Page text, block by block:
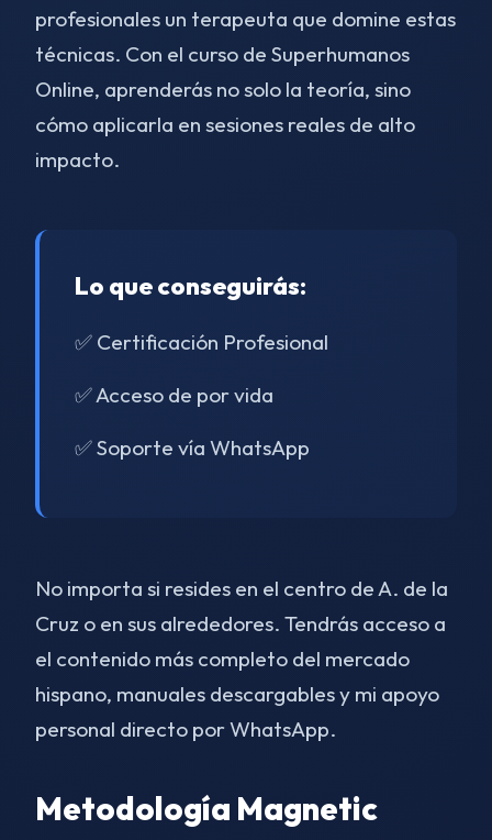
profesionales un terapeuta que domine estas
técnicas. Con el curso de Superhumanos
Online, aprenderás no solo la teoría, sino
cómo aplicarla en sesiones reales de alto
impacto.
Lo que conseguirás:
✅ Certificación Profesional
✅ Acceso de por vida
✅ Soporte vía WhatsApp
No importa si resides en el centro de A. de la
Cruz o en sus alrededores. Tendrás acceso a
el contenido más completo del mercado
hispano, manuales descargables y mi apoyo
personal directo por WhatsApp.
Metodología Magnetic